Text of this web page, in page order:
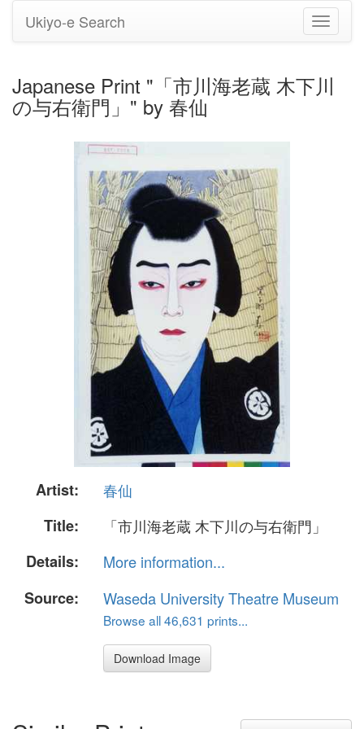
Toggle
Ukiyo-e Search
Japanese Print "「市川海老蔵 木下川
の与右衛門」" by 春仙
Artist:
春仙
Title:
「市川海老蔵 木下川の与右衛門」
Details:
More information...
Source:
Waseda University Theatre Museum
Browse all 46,631 prints...
Download Image